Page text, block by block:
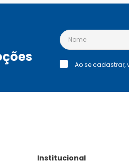
Ao se
Institucional